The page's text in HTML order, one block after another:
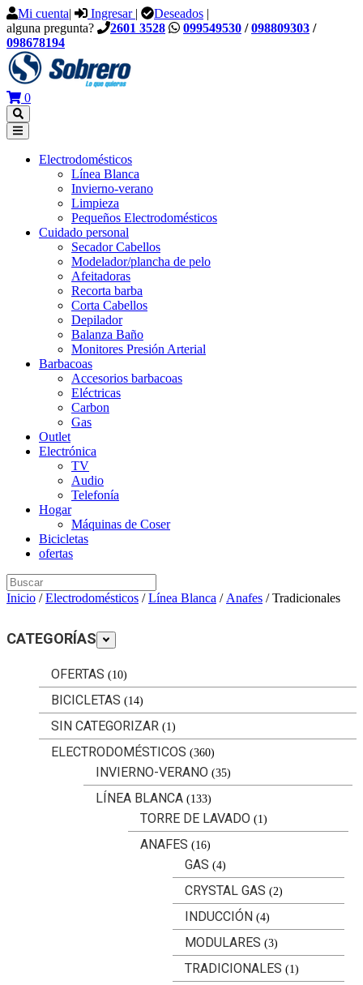
Mi cuenta| Ingresar | Deseados |
alguna pregunta?
2601 3528 099549530 /098809303 /
098678194
Salir
del
contenido
Main
Navigation
0
Electrodomésticos
Línea Blanca
Invierno-verano
Limpieza
Pequeños Electrodomésticos
Cuidado personal
Secador Cabellos
Modelador/plancha de pelo
Afeitadoras
Recorta barba
Corta Cabellos
Depilador
Balanza Baño
Monitores Presión Arterial
Barbacoas
Accesorios barbacoas
Eléctricas
Carbon
Gas
Outlet
Electrónica
TV
Audio
Telefonía
Hogar
Máquinas de Coser
Bicicletas
ofertas
for:
Inicio /Electrodomésticos /Línea Blanca / Anafes / Tradicionales
CATEGORÍAS
OFERTAS (10)
BICICLETAS (14)
SIN CATEGORIZAR (1)
ELECTRODOMÉSTICOS (360)
INVIERNO-VERANO (35)
LÍNEA BLANCA (133)
TORRE DE LAVADO (1)
ANAFES (16)
GAS (4)
CRYSTAL GAS (2)
INDUCCIÓN (4)
MODULARES (3)
TRADICIONALES (1)